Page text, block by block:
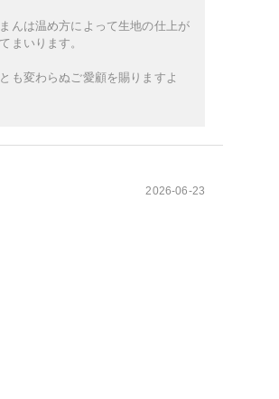
んは温め方によって生地の仕上が
まいります。
も変わらぬご愛顧を賜りますよ
2026-06-23